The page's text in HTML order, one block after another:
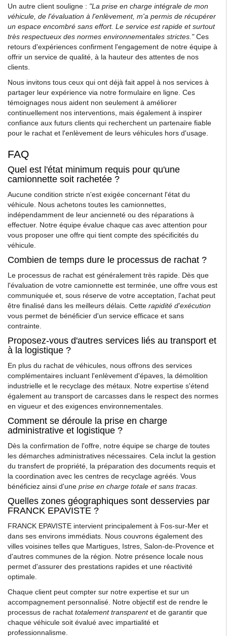
Un autre client souligne : "La prise en charge intégrale de mon
véhicule, de l'évaluation à l'enlèvement, m'a permis de récupérer
un espace encombré sans effort. Le service est rapide et surtout
très respectueux des normes environnementales strictes."Ces
retours d'expériences confirment l'engagement de notre équipe à
offrir un service de qualité, à la hauteur des attentes de nos
clients.
Nous invitons tous ceux qui ont déjà fait appel à nos services à
partager leur expérience via notre formulaire en ligne. Ces
témoignages nous aident non seulement à améliorer
continuellement nos interventions, mais également à inspirer
confiance aux futurs clients qui recherchent un partenaire fiable
pour le rachat et l'enlèvement de leurs véhicules hors d'usage.
FAQ
Quel est l'état minimum requis pour qu'une
camionnette soit rachetée ?
Aucune condition stricte n'est exigée concernant l'état du
véhicule. Nous achetons toutes les camionnettes,
indépendamment de leur ancienneté ou des réparations à
effectuer. Notre équipe évalue chaque cas avec attention pour
vous proposer une offre qui tient compte des spécificités du
véhicule.
Combien de temps dure le processus de rachat ?
Le processus de rachat est généralement très rapide. Dès que
l'évaluation de votre camionnette est terminée, une offre vous est
communiquée et, sous réserve de votre acceptation, l'achat peut
être finalisé dans les meilleurs délais. Cette rapidité d'exécution
vous permet de bénéficier d'un service efficace et sans
contrainte.
Proposez-vous d'autres services liés au transport et
à la logistique ?
En plus du rachat de véhicules, nous offrons des services
complémentaires incluant l'enlèvement d'épaves, la démolition
industrielle et le recyclage des métaux. Notre expertise s'étend
également au transport de carcasses dans le respect des normes
en vigueur et des exigences environnementales.
Comment se déroule la prise en charge
administrative et logistique ?
Dès la confirmation de l'offre, notre équipe se charge de toutes
les démarches administratives nécessaires. Cela inclut la gestion
du transfert de propriété, la préparation des documents requis et
la coordination avec les centres de recyclage agréés. Vous
bénéficiez ainsi d'une prise en charge totale et sans tracas
Quelles zones géographiques sont desservies par
FRANCK EPAVISTE ?
FRANCK EPAVISTE intervient principalement à Fos-sur-Mer et
dans ses environs immédiats. Nous couvrons également des
villes voisines telles que Martigues, Istres, Salon-de-Provence et
d'autres communes de la région. Notre présence locale nous
permet d'assurer des prestations rapides et une réactivité
optimale.
Chaque client peut compter sur notre expertise et sur un
accompagnement personnalisé. Notre objectif est de rendre le
processus de rachat totalement transparentet de garantir que
chaque véhicule soit évalué avec impartialité et
professionnalisme.